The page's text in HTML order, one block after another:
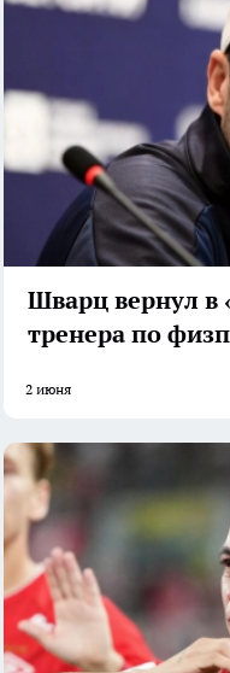
Шварц вернул в
тренера по
2 июня